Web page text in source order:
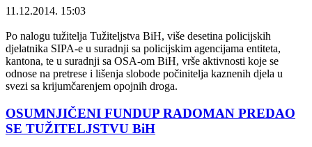
11.12.2014. 15:03
Po nalogu tužitelja Tužiteljstva BiH, više desetina policijskih
djelatnika SIPA-e u suradnji sa policijskim agencijama entiteta,
kantona, te u suradnji sa OSA-om BiH, vrše aktivnosti koje se
odnose na pretrese i lišenja slobode počinitelja kaznenih djela u
svezi sa krijumčarenjem opojnih droga.
OSUMNJIČENI FUNDUP RADOMAN PREDAO
SE TUŽITELJSTVU BiH